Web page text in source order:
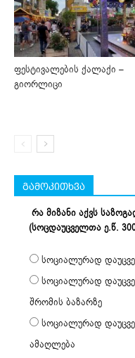
ფესტივალების ქალაქი –
გიორლიცი
გამოკითხვა
რა მიზანი აქვს
(სოცდაუცველთა ე.წ.
სოციალურად
სოციალურად
შრომის ბაზარზე
სოციალურად
ამაღლება